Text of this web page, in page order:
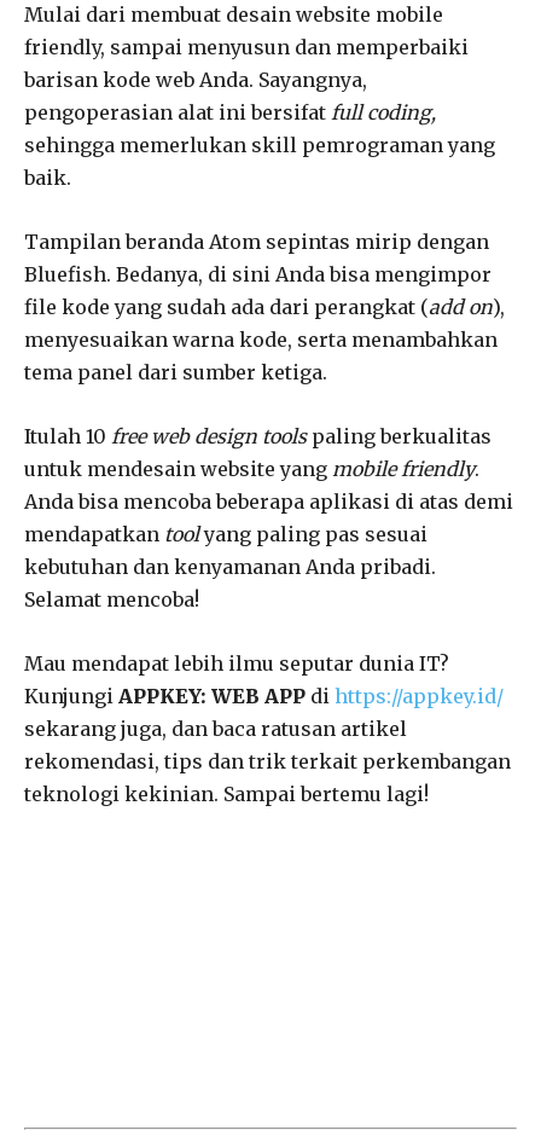
Mulai dari membuat desain website mobile
friendly, sampai menyusun dan memperbaiki
barisan kode web Anda. Sayangnya,
pengoperasian alat ini bersifat full coding,
sehingga memerlukan skill pemrograman yang
baik.
Tampilan beranda Atom sepintas mirip dengan
Bluefish. Bedanya, di sini Anda bisa mengimpor
file kode yang sudah ada dari perangkat (add on),
menyesuaikan warna kode, serta menambahkan
tema panel dari sumber ketiga.
Itulah 10 free web design toolspaling berkualitas
untuk mendesain website yang mobile friendly.
Anda bisa mencoba beberapa aplikasi di atas demi
mendapatkan toolyang paling pas sesuai
kebutuhan dan kenyamanan Anda pribadi.
Selamat mencoba!
Mau mendapat lebih ilmu seputar dunia IT?
Kunjungi APPKEY: WEB APP di https://appkey.id/
sekarang juga, dan baca ratusan artikel
rekomendasi, tips dan trik terkait perkembangan
teknologi kekinian. Sampai bertemu lagi!